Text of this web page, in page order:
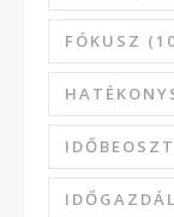
FÓKUSZ